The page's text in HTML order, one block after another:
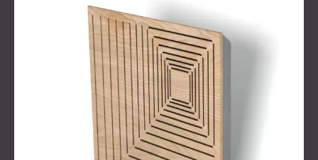
Am wichtigsten ist, dass der Kunde jetzt in einem Raum
arbeitet, in dem der Klang nicht nur den technischen
Standards entspricht, sondern sich auch richtig anfühlt.
Boutique-Studios sind längst nicht mehr nur
Aufnahmeräume – sie sind kreative Rückzugsorte.
Künstler, Produzenten und Toningenieure erwarten nicht
nur technische Höchstleistungen, sondern auch Inspiration,
Identität und Komfort.